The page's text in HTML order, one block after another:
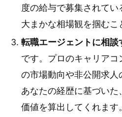
度の給与で募集されてい
大まかな相場観を掴むこ
転職エージェントに相談
です。プロのキャリア
の市場動向や非公開求人
あなたの経歴に基づい
価値を算出してくれます。